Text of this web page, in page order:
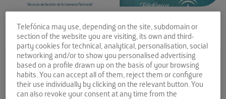
Comparte la noticia:
Presentación de la nueva
orden de incentivos de
Telefónica may use, depending on the site, subdomain or
section of the website you are visiting, its own and third-
party cookies for technical, analytical, personalisation, social
networking and/or to show you personalised advertising
based on a profile drawn up on the basis of your browsing
habits. You can accept all of them, reject them or configure
their use individually by clicking on the relevant button. You
can also revoke your consent at any time from the